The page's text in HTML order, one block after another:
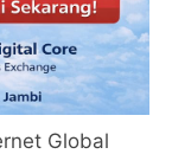
Global